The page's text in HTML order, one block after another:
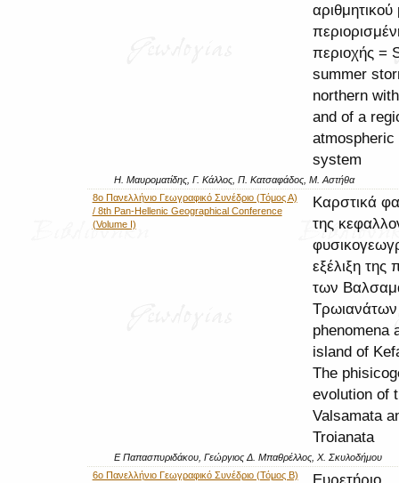
περιοχής =
summer
northern
and of a
atmospheric
system
Η. Μαυροματίδης, Γ. Κάλλος, Π. Κατσαφάδος, Μ. Αστήθα
8ο Πανελλήνιο Γεωγραφικό Συνέδριο (Τόμος Α)
/ 8th Pan-Hellenic Geographical Conference
(Volume I)
Καρστικά
της
εξέλιξη της
των
phenomena
island of
The
evolution of
Valsamata
Troianata
Ε Παπασπυριδάκου, Γεώργιος Δ. Μπαθρέλλος, Χ. Σκυλοδήμου
6ο Πανελλήνιο Γεωγραφικό Συνέδριο (Τόμος Β)